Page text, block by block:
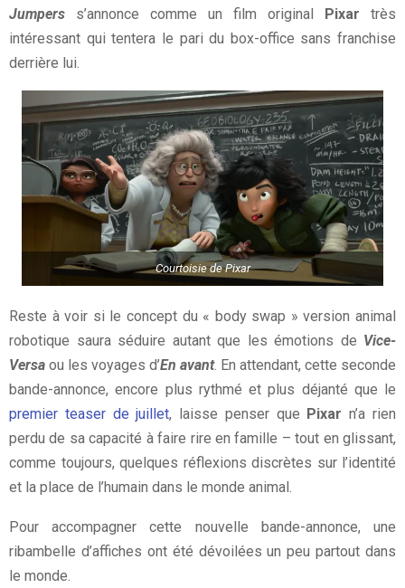
Jumpers s’annonce comme un film original Pixar très
intéressant qui tentera le pari du box-office sans franchise
derrière lui.
Courtoisie de Pixar
Reste à voir si le concept du « body swap » version animal
robotique saura séduire autant que les émotions de Vice-
Versa ou les voyages d’En avant. En attendant, cette seconde
bande-annonce, encore plus rythmé et plus déjanté que le
premier teaser de juillet, laisse penser que Pixar n’a rien
perdu de sa capacité à faire rire en famille – tout en glissant,
comme toujours, quelques réflexions discrètes sur l’identité
et la place de l’humain dans le monde animal.
Pour accompagner cette nouvelle bande-annonce, une
ribambelle d’affiches ont été dévoilées un peu partout dans
le monde.